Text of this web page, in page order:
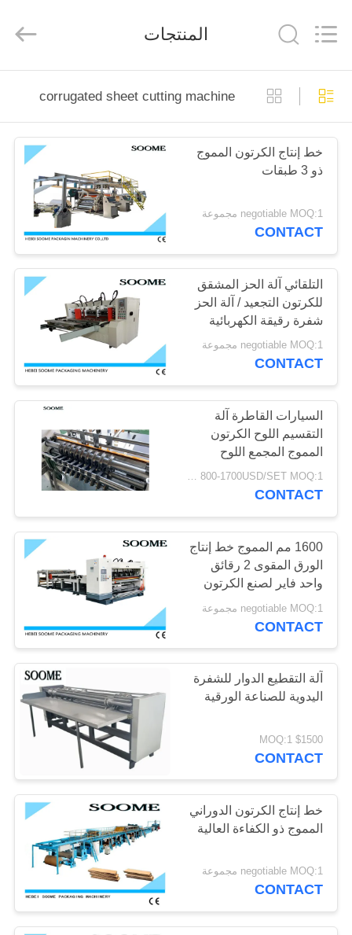
المنزل
المنتجات
حولنا
جولة
في
المصنع
مراقبة
الجودة
اتصل
اطلب
اقتباس
VR
خريطة
الموقع
سياسة
MACHINERY
CO.,LTD.
Reserved.
المنتجات
corrugated sheet cutting machine
خط إنتاج الكرتون المموج
ذو 3 طبقات
negotiable MOQ:1 مجموعة
CONTACT
التلقائي آلة الحز المشقق
للكرتون التجعيد / آلة الحز
شفرة رقيقة الكهربائية
negotiable MOQ:1 مجموعة
CONTACT
السيارات القاطرة آلة
التقسيم اللوح الكرتون
المموج المجمع اللوح
800-1700USD/SET MOQ:1 مجموعة
CONTACT
1600 مم المموج خط إنتاج
الورق المقوى 2 رقائق
واحد فاير لصنع الكرتون
negotiable MOQ:1 مجموعة
CONTACT
آلة التقطيع الدوار للشفرة
اليدوية للصناعة الورقية
$1500 MOQ:1
CONTACT
خط إنتاج الكرتون الدوراني
المموج ذو الكفاءة العالية
negotiable MOQ:1 مجموعة
CONTACT